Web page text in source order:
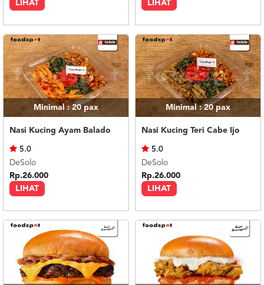
LIHAT LIHAT
Minimal : 20pax
Nasi Kucing Ayam Balado
LIHAT
5.0
DeSolo
Rp.26.000
Minimal : 20pax
Nasi Kucing Teri Cabe Ijo
LIHAT
5.0
DeSolo
Rp.26.000